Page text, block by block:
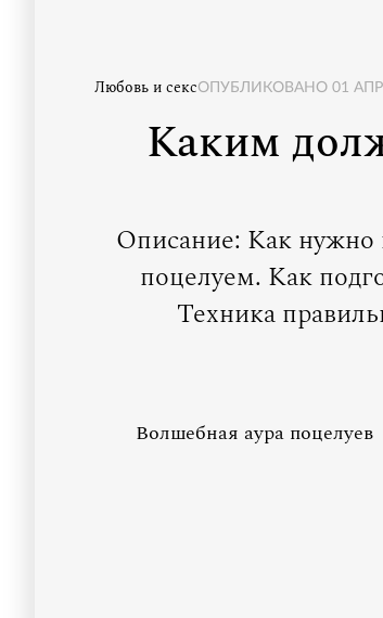
Любовь и сексОПУБЛИКОВАНО 01
Каким
Описание: Как нужно
поцелуем. Как
Техника
Волшебная аура поцелуев